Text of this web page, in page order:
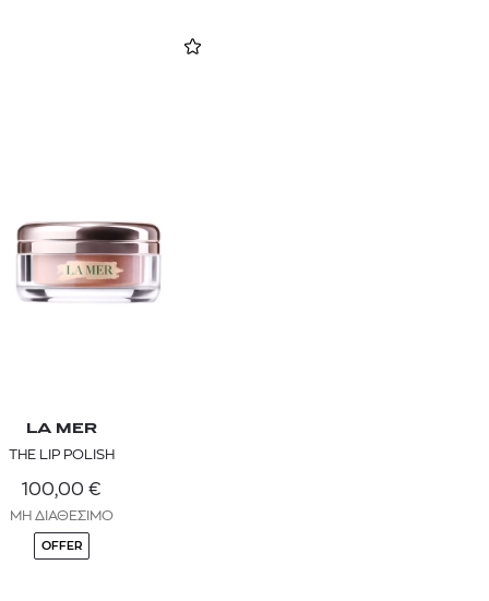
LA MER
THE LIP POLISH
100,00 €
ΜΗ ΔΙΑΘΕΣΙΜΟ
OFFER